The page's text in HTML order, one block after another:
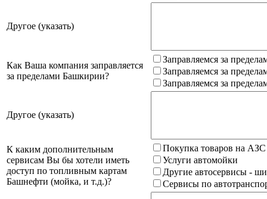
Другое (указать)
Как Ваша компания заправляется
за пределами Башкирии?
Заправляемся за
Заправляемся за
Заправляемся за
Другое (указать)
К каким дополнительным
сервисам Вы бы хотели иметь
доступ по топливным картам
Башнефти (мойка, и т.д.)?
Покупка товаров на
Услуги автомойки
Другие автосервисы -
Сервисы по